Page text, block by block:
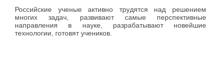
Российские ученые активно трудятся над решением
многих задач, развивают самые перспективные
направления в науке, разрабатывают новейшие
технологии, готовят учеников.